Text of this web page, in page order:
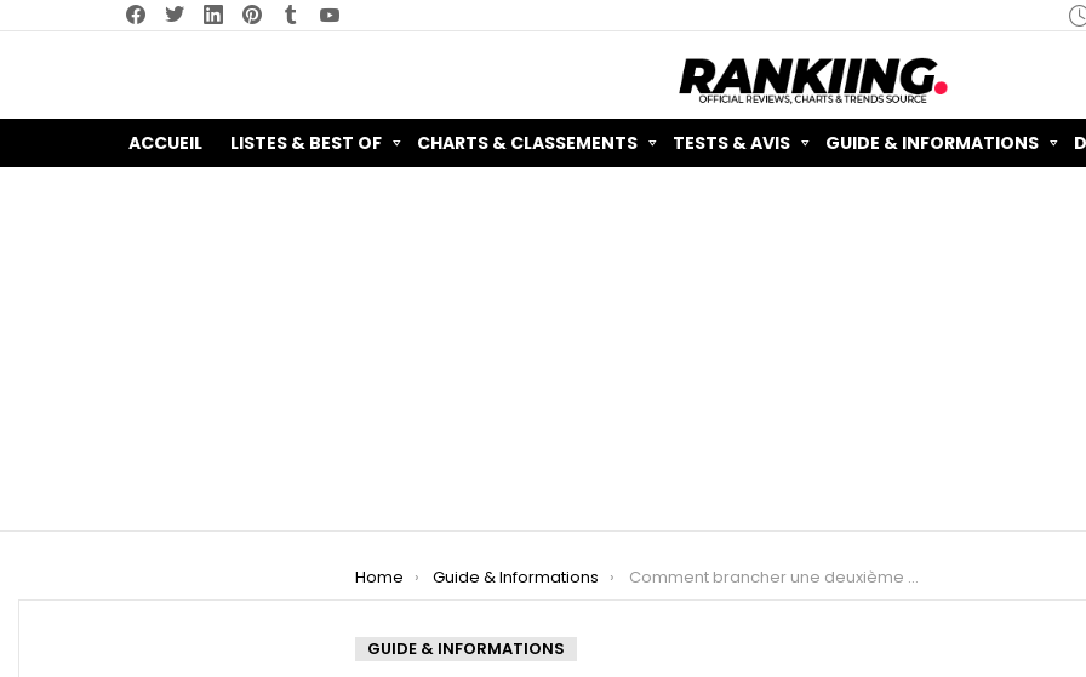
facebooktwitterlinkedin pinterest
ACCUEIL LISTES & BEST OF CHARTS & CLASSEMENTS TESTS & AVIS GUIDE & INFORMATIONS
You are here:
Home Guide & Informations Comment brancher une deuxième manette Xbox 360 ?
GUIDE & INFORMATIONS